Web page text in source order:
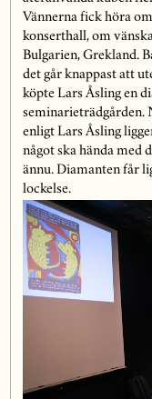
Vännerna fick höra
konserthall, om
Bulgarien, Grekland.
det går knappast att
köpte Lars Åsling en
seminarieträdgården.
enligt Lars Åsling
något ska hända med
ännu. Diamanten får
lockelse.